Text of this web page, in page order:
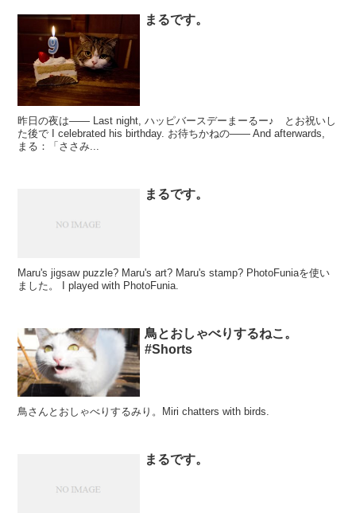
まるです。
昨日の夜は―― Last night, ハッピバースデーまーるー♪ とお祝いし
た後で I celebrated his birthday. お待ちかねの―― And afterwards,
まる：「ささみ...
まるです。
Maru's jigsaw puzzle? Maru's art? Maru's stamp? PhotoFuniaを使い
ました。 I played with PhotoFunia.
鳥とおしゃべりするねこ。
#Shorts
鳥さんとおしゃべりするみり。Miri chatters with birds.
まるです。